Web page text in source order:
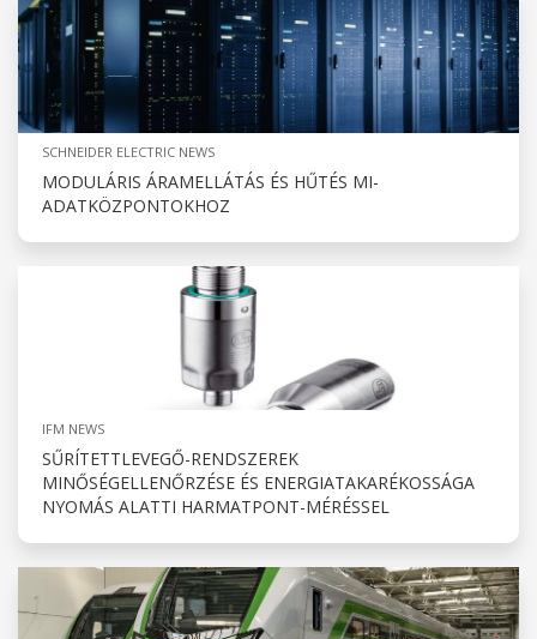
SCHNEIDER ELECTRIC NEWS
MODULÁRIS ÁRAMELLÁTÁS ÉS HŰTÉS MI-
ADATKÖZPONTOKHOZ
IFM NEWS
SŰRÍTETTLEVEGŐ-RENDSZEREK
MINŐSÉGELLENŐRZÉSE ÉS ENERGIATAKARÉKOSSÁGA
NYOMÁS ALATTI HARMATPONT-MÉRÉSSEL